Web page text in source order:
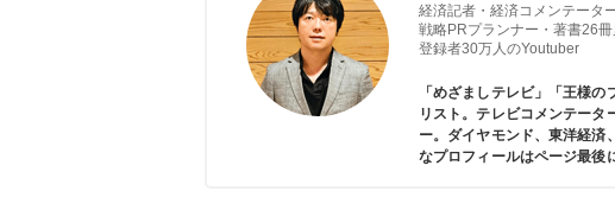
経済記者・経済コメンテータ
戦略PRプランナー・著書26
登録者30万人のYoutuber
「めざましテレビ」「王様
リスト。テレビコメンテー
ー。ダイヤモンド、東洋経済
なプロフィールはページ最後